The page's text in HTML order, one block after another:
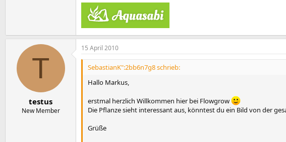
T
testus
New Member
15 April 2010
SebastianK":2bb6n7g8 schrieb:
Hallo Markus,
erstmal herzlich Willkommen hier bei Flowgrow
Die Pflanze sieht interessant aus, könntest du ein Bild von der
Grüße